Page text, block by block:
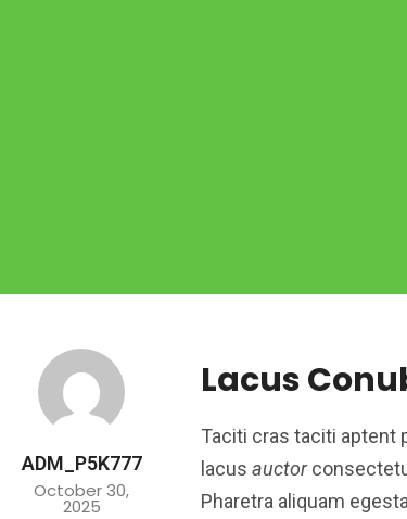
ADM_P5K777
October 30,
2025
Lacus
Taciti cras taciti aptent
lacus auctor
Pharetra aliquam